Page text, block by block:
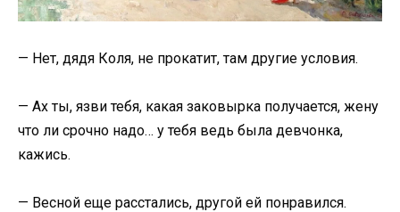
— Нет, дядя Коля, не прокатит, там другие условия.
— Ах ты, язви тебя, какая заковырка получается, жену
что ли срочно надо… у тебя ведь была девчонка,
кажись.
— Весной еще расстались, другой ей понравился.